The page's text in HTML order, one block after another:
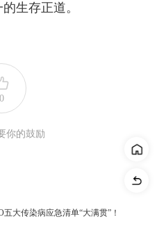
生存正道。
0
你的鼓励
大传染病应急清单“大满贯”！